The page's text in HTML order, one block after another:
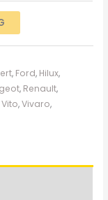
, Ford, Hilux,
, Renault,
Vito,Vivaro,